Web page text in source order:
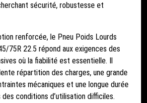
sécurité, robustesse et
renforcée, le Pneu Poids Lourds
75R 22.5 répond aux exigences des
où la fiabilité est essentielle. Il
répartition des charges, une grande
mécaniques et une longue durée
des conditions d’utilisation difficiles.